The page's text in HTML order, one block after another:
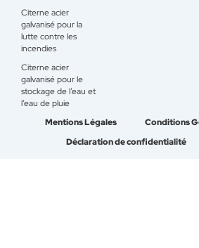
Citerne acier
galvanisé pour la
lutte contre les
incendies
Citerne acier
galvanisé pour le
stockage de l’eau et
l’eau de pluie
Mentions Légales
Conditions
Déclaration de confidentialité